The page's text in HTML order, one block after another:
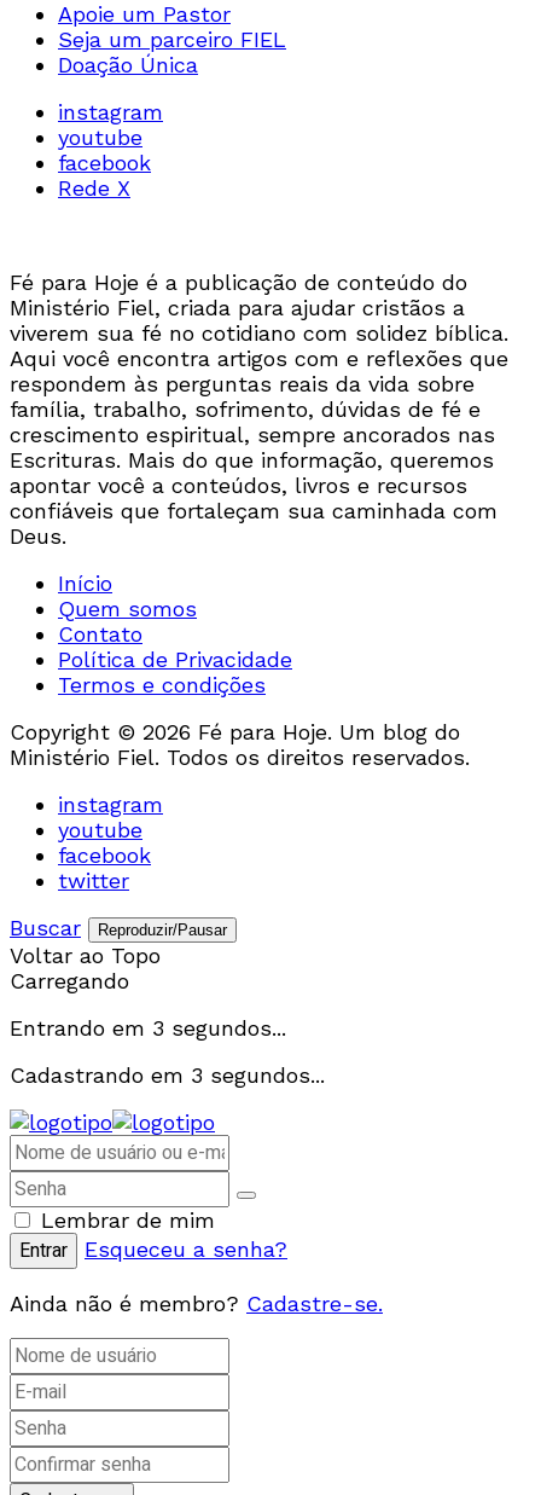
Apoie um Pastor
Seja um parceiro FIEL
Doação Única
instagram
youtube
facebook
Rede X
Fé para Hoje é a publicação de conteúdo do
Ministério Fiel, criada para ajudar cristãos a
viverem sua fé no cotidiano com solidez bíblica.
Aqui você encontra artigos com e reflexões que
respondem às perguntas reais da vida sobre
família, trabalho, sofrimento, dúvidas de fé e
crescimento espiritual, sempre ancorados nas
Escrituras. Mais do que informação, queremos
apontar você a conteúdos, livros e recursos
confiáveis que fortaleçam sua caminhada com
Deus.
Início
Quem somos
Contato
Política de Privacidade
Termos e condições
Copyright © 2026 Fé para Hoje. Um blog do
Ministério Fiel. Todos os direitos reservados.
instagram
youtube
facebook
twitter
Buscar
Reproduzir/Pausar
Voltar ao Topo
Carregando
Entrando em 3 segundos...
Cadastrando em 3 segundos...
Lembrar de mim
Esqueceu a senha?
Ainda não é membro? Cadastre-se.